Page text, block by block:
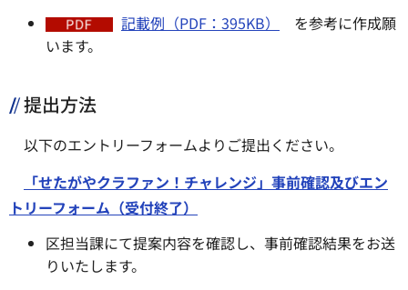
記載例（PDF：395KB）
を参考に作成願
います。
提出方法
以下のエントリーフォームよりご提出ください。
「せたがやクラファン！チャレンジ」事前確認及びエン
トリーフォーム（受付終了）
区担当課にて提案内容を確認し、事前確認結果をお送
りいたします。